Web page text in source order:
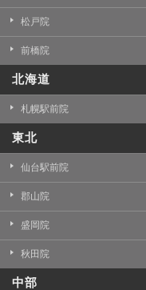
松戸院
前橋院
北海道
札幌駅前院
東北
仙台駅前院
郡山院
盛岡院
秋田院
中部